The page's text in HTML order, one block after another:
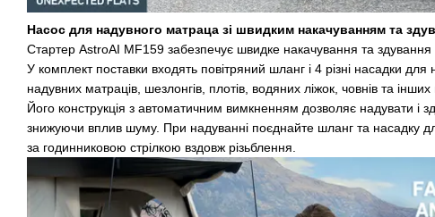
Насос для надувного матраца зі швидким накачуванням та
Стартер AstroAI MF159 забезпечує швидке накачування та здування
У комплект поставки входять повітряний шланг і 4 різні насадки
надувних матраців, шезлонгів, плотів, водяних ліжок, човнів та
Його конструкція з автоматичним вимкненням дозволяє надувати і
знижуючи вплив шуму. При надуванні поєднайте шланг та насадку
за годинниковою стрілкою вздовж різьблення.